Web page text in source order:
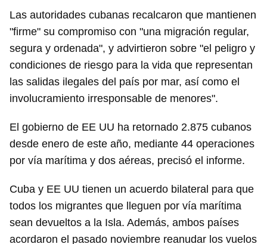
Las autoridades cubanas recalcaron que mantienen
"firme" su compromiso con "una migración regular,
segura y ordenada", y advirtieron sobre "el peligro y
condiciones de riesgo para la vida que representan
las salidas ilegales del país por mar, así como el
involucramiento irresponsable de menores".
El gobierno de EE UU ha retornado 2.875 cubanos
desde enero de este año, mediante 44 operaciones
por vía marítima y dos aéreas, precisó el informe.
Cuba y EE UU tienen un acuerdo bilateral para que
todos los migrantes que lleguen por vía marítima
sean devueltos a la Isla. Además, ambos países
acordaron el pasado noviembre reanudar los vuelos